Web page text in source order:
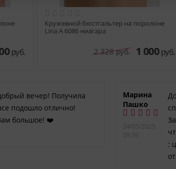
поролоне
1 000
Кружевной бюстгальтер на
Lina A 6086 ниагара
2 328 руб. 1
вечер! Получила
подошло отлично!
большое! ❤️
Марина
Пашко
24/05/2025,
09:39
: